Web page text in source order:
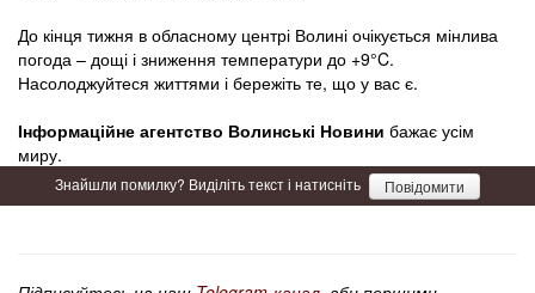
До кінця тижня в обласному центрі Волині очікується мінлива
погода – дощі і зниження температури до +9°C.
Насолоджуйтеся життями і бережіть те, що у вас є.
Інформаційне агентство Волинські Новини бажає усім
миру.
Знайшли помилку? Виділіть текст і натисніть Повідомити